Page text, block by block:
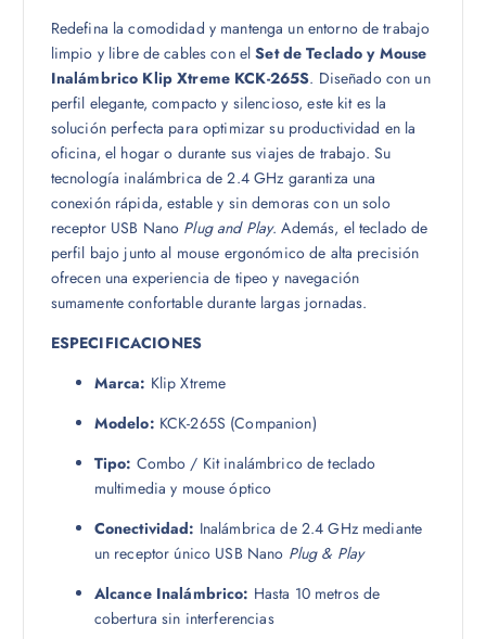
Redefina la comodidad y mantenga un entorno de trabajo
limpio y libre de cables con elSet de Teclado y Mouse
Inalámbrico Klip Xtreme KCK-265S. Diseñado con un
perfil elegante, compacto y silencioso, este kit es la
solución perfecta para optimizar su productividad en la
oficina, el hogar o durante sus viajes de trabajo. Su
tecnología inalámbrica de 2.4 GHz garantiza una
conexión rápida, estable y sin demoras con un solo
receptor USB Nano Plug and Play. Además, el teclado de
perfil bajo junto al mouse ergonómico de alta precisión
ofrecen una experiencia de tipeo y navegación
sumamente confortable durante largas jornadas.
ESPECIFICACIONES
Marca: Klip Xtreme
Modelo: KCK-265S (Companion)
Tipo: Combo / Kit inalámbrico de teclado
multimedia y mouse óptico
Conectividad: Inalámbrica de 2.4 GHz mediante
un receptor único USB Nano Plug & Play
Alcance Inalámbrico: Hasta 10 metros de
cobertura sin interferencias